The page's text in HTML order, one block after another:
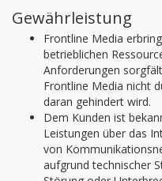
Gewährleistung
Frontline Media
betrieblichen
Anforderungen
Frontline Media nicht
daran gehindert wird.
Dem Kunden ist
Leistungen über das
von
aufgrund technischer